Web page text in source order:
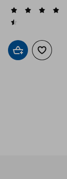
Добави вДобави